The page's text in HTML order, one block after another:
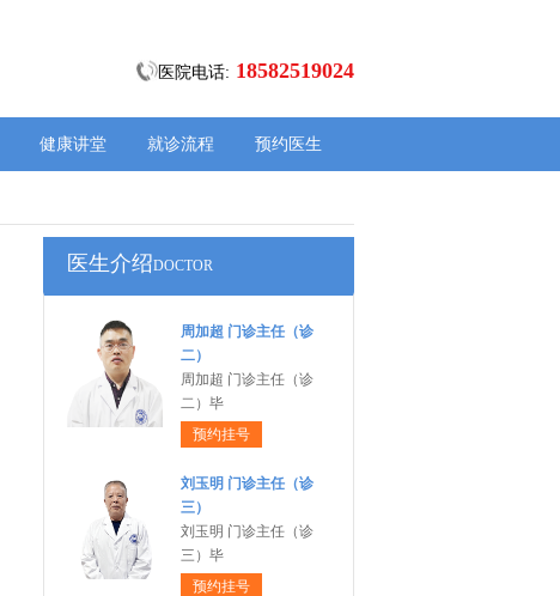
医院电话: 18582519024
健康讲堂 就诊流程 预约医生
医生介绍DOCTOR
周加超 门诊主任（诊
二）
周加超 门诊主任（诊
二）毕
预约挂号
刘玉明 门诊主任（诊
三）
刘玉明 门诊主任（诊
三）毕
预约挂号